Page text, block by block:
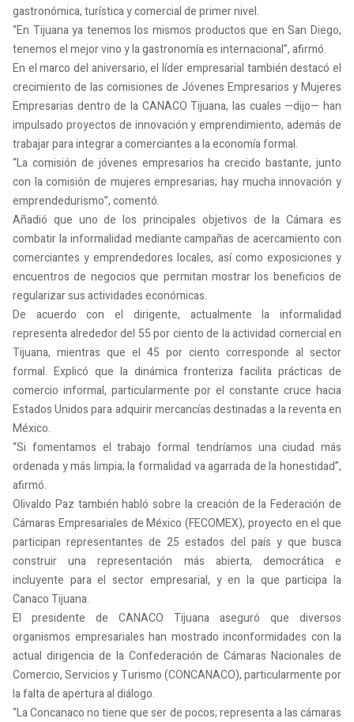
gastronómica, turística y comercial de primer nivel.
“En Tijuana ya tenemos los mismos productos que en San Diego,
tenemos el mejor vino y la gastronomía es internacional”, afirmó.
En el marco del aniversario, el líder empresarial también destacó el
crecimiento de las comisiones de Jóvenes Empresarios y Mujeres
Empresarias dentro de la CANACO Tijuana, las cuales —dijo— han
impulsado proyectos de innovación y emprendimiento, además de
trabajar para integrar a comerciantes a la economía formal.
“La comisión de jóvenes empresarios ha crecido bastante, junto
con la comisión de mujeres empresarias; hay mucha innovación y
emprendedurismo”, comentó.
Añadió que uno de los principales objetivos de la Cámara es
combatir la informalidad mediante campañas de acercamiento con
comerciantes y emprendedores locales, así como exposiciones y
encuentros de negocios que permitan mostrar los beneficios de
regularizar sus actividades económicas.
De acuerdo con el dirigente, actualmente la informalidad
representa alrededor del 55 por ciento de la actividad comercial en
Tijuana, mientras que el 45 por ciento corresponde al sector
formal. Explicó que la dinámica fronteriza facilita prácticas de
comercio informal, particularmente por el constante cruce hacia
Estados Unidos para adquirir mercancías destinadas a la reventa en
México.
“Si fomentamos el trabajo formal tendríamos una ciudad más
ordenada y más limpia; la formalidad va agarrada de la honestidad”,
afirmó.
Olivaldo Paz también habló sobre la creación de la Federación de
Cámaras Empresariales de México (FECOMEX), proyecto en el que
participan representantes de 25 estados del país y que busca
construir una representación más abierta, democrática e
incluyente para el sector empresarial, y en la que participa la
Canaco Tijuana.
El presidente de CANACO Tijuana aseguró que diversos
organismos empresariales han mostrado inconformidades con la
actual dirigencia de la Confederación de Cámaras Nacionales de
Comercio, Servicios y Turismo (CONCANACO), particularmente por
la falta de apertura al diálogo.
“La Concanaco no tiene que ser de pocos; representa a las cámaras